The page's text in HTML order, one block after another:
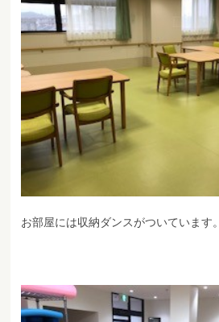
お部屋には収納ダンスがついています。